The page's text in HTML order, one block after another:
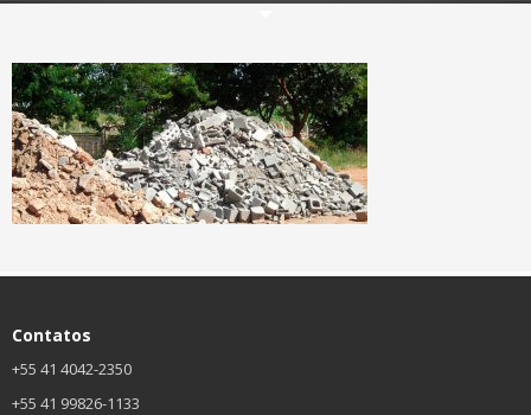
Contatos
+55 41 4042-2350
+55 41 99826-1133